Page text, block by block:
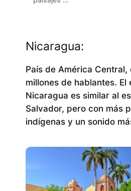
Nicaragua:
País de América Central,
millones de hablantes. El
Nicaragua es similar al
Salvador, pero con más
indígenas y un sonido